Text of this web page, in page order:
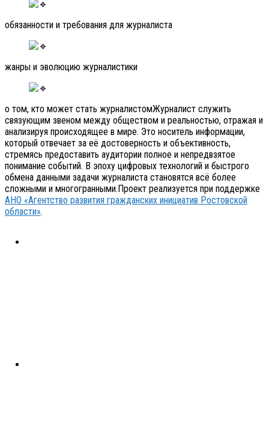
обязанности и требования для журналиста
жанры и эволюцию журналистики
о том, кто может стать журналистомЖурналист служить
связующим звеном между обществом и реальностью, отражая и
анализируя происходящее в мире. Это носитель информации,
который отвечает за её достоверность и объективность,
стремясь предоставить аудитории полное и непредвзятое
понимание событий. В эпоху цифровых технологий и быстрого
обмена данными задачи журналиста становятся всё более
сложными и многогранными.Проект реализуется при поддержке
АНО «Агентство развития гражданских инициатив Ростовской
области».